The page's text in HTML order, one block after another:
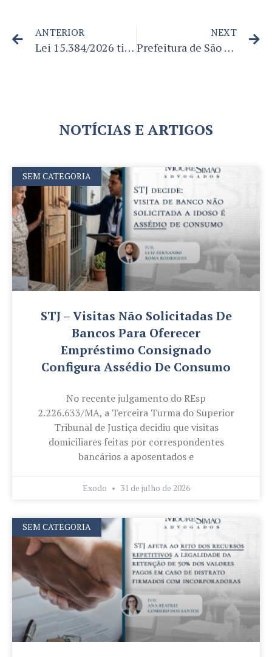
ANTERIOR
Lei 15.384/2026 tipifica violência vicária e vicaricídio como crime hediondo contra a mulher
NEXT
Prefeitura de São Paulo reabre programa para regularização de débitos em Dívida Ativa
NOTÍCIAS E ARTIGOS
SEM CATEGORIA
STJ – Visitas Não Solicitadas De
Bancos Para Oferecer
Empréstimo Consignado
Configura Assédio De Consumo
No recente julgamento do REsp
2.226.633/MA, a Terceira Turma do Superior
Tribunal de Justiça decidiu que visitas
domiciliares feitas por correspondentes
bancários a aposentados e
Exodo 31 de julho de 2026
SEM CATEGORIA